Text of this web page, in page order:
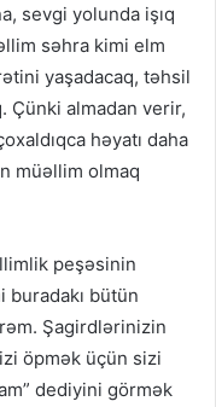
sevgi yolunda işıq
səhra kimi elm
yaşadacaq, təhsil
Çünki almadan verir,
həyatı daha
müəllim olmaq
peşəsinin
bütün
Şagirdlərinizin
öpmək üçün sizi
dediyini görmək